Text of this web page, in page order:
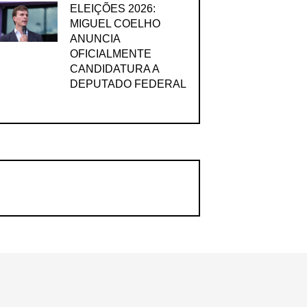
ELEIÇÕES 2026:
MIGUEL COELHO
ANUNCIA
OFICIALMENTE
CANDIDATURA A
DEPUTADO FEDERAL